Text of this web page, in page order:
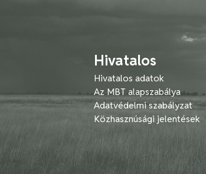
Hivatalos
Hivatalos adatok
Az MBT alapszabálya
Adatvédelmi szabályzat
Közhasznúsági jelentések